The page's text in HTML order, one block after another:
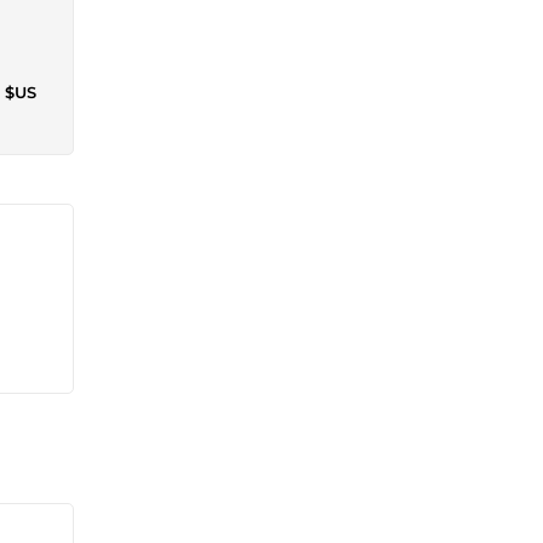
$US